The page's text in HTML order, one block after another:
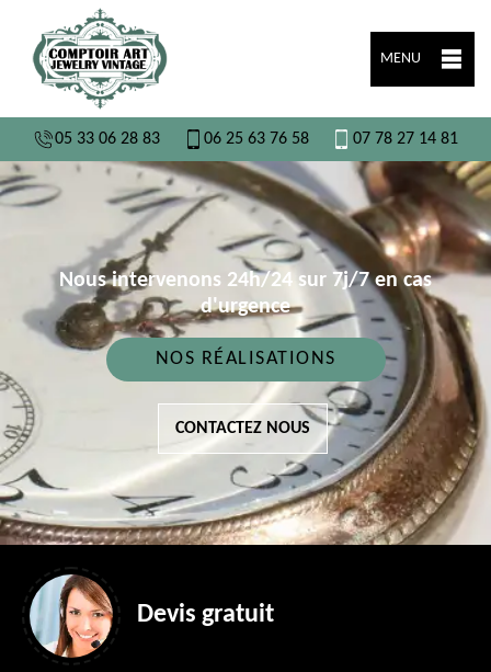
MENU
05 33 06 28 83 06 25 63 76 58 07 78 27 14 81
Nous intervenons 24h/24 sur 7j/7 en cas
d'urgence
NOS RÉALISATIONS
CONTACTEZ NOUS
Devis gratuit